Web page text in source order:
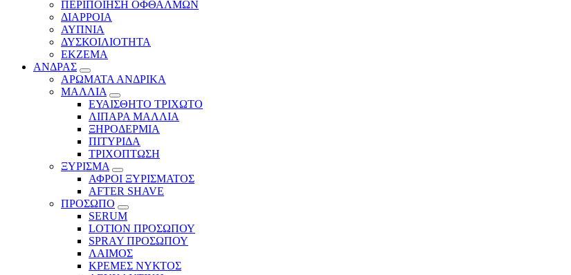
ΠΕΡΙΠΟΙΗΣΗ ΟΦΘΑΛΜΩΝ
ΔΙΑΡΡΟΙΑ
ΑΥΠΝΙΑ
ΔΥΣΚΟΙΛΙΟΤΗΤΑ
ΕΚΖΕΜΑ
ΑΝΔΡΑΣ
ΑΡΩΜΑΤΑ ΑΝΔΡΙΚΑ
ΜΑΛΛΙΑ
ΕΥΑΙΣΘΗΤΟ ΤΡΙΧΩΤΟ
ΛΙΠΑΡΑ ΜΑΛΛΙΑ
ΞΗΡΟΔΕΡΜΙΑ
ΠΙΤΥΡΙΔΑ
ΤΡΙΧΟΠΤΩΣΗ
ΞΥΡΙΣΜΑ
ΑΦΡΟΙ ΞΥΡΙΣΜΑΤΟΣ
AFTER SHAVE
ΠΡΟΣΩΠΟ
SERUM
LOTION ΠΡΟΣΩΠΟΥ
SPRAY ΠΡΟΣΩΠΟΥ
ΛΑΙΜΟΣ
ΚΡΕΜΕΣ ΝΥΚΤΟΣ